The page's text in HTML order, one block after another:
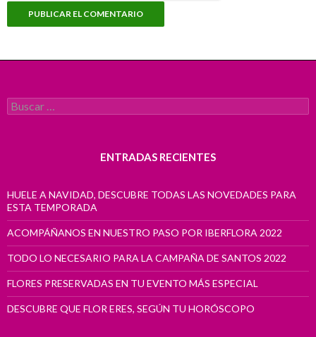
Buscar:
ENTRADAS RECIENTES
HUELE A NAVIDAD, DESCUBRE TODAS LAS NOVEDADES PARA
ESTA TEMPORADA
ACOMPÁÑANOS EN NUESTRO PASO POR IBERFLORA 2022
TODO LO NECESARIO PARA LA CAMPAÑA DE SANTOS 2022
FLORES PRESERVADAS EN TU EVENTO MÁS ESPECIAL
DESCUBRE QUE FLOR ERES, SEGÚN TU HORÓSCOPO